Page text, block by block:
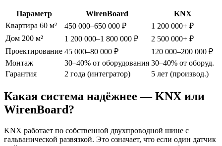
Параметр WirenBoard
KNX
Квартира 60 м²
450 000–650 000 ₽
1 200 000+ ₽
Дом 200 м²
1 200 000–1 800 000 ₽
2 500 000+ ₽
Проектирование 45 000–80 000 ₽
120 000–200 000 ₽
Монтаж
30–40% от оборудования 30–40% от оборуд.
Гарантия
2 года (интегратор) 5 лет (производ.)
Какая система надёжнее — KNX или
WirenBoard?
KNX работает по собственной двухпроводной шине с
гальванической развязкой. Это означает, что если один датчик